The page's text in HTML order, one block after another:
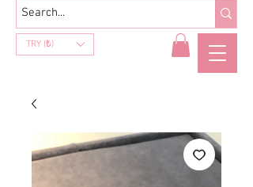
TRY (₺)